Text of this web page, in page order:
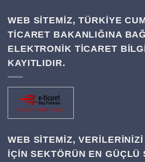
WEB SİTEMİZ, TÜRKİYE
TİCARET BAKANLIĞINA
ELEKTRONİK TİCARET
KAYITLIDIR.
WEB SITEMIZ,
IÇIN SEKTÖRÜN EN GÜÇLÜ